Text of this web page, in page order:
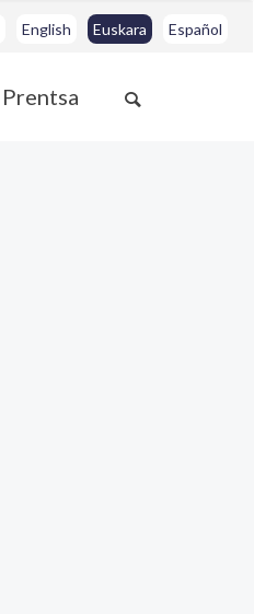
English Euskara Español
Prentsa